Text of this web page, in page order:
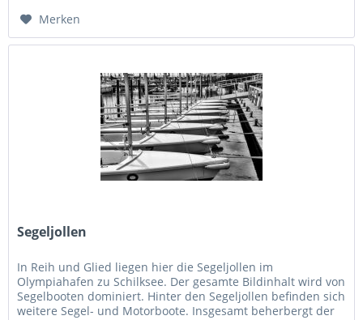
Merken
Segeljollen
In Reih und Glied liegen hier die Segeljollen im
Olympiahafen zu Schilksee. Der gesamte Bildinhalt wird von
Segelbooten dominiert. Hinter den Segeljollen befinden sich
weitere Segel- und Motorboote. Insgesamt beherbergt der